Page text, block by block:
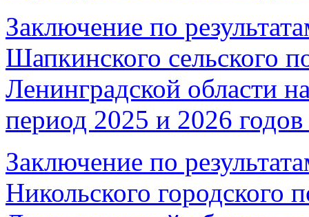
Заключение по
Шапкинского сельского
Ленинградской области
период 2025 и 2026
Заключение по
Никольского городского